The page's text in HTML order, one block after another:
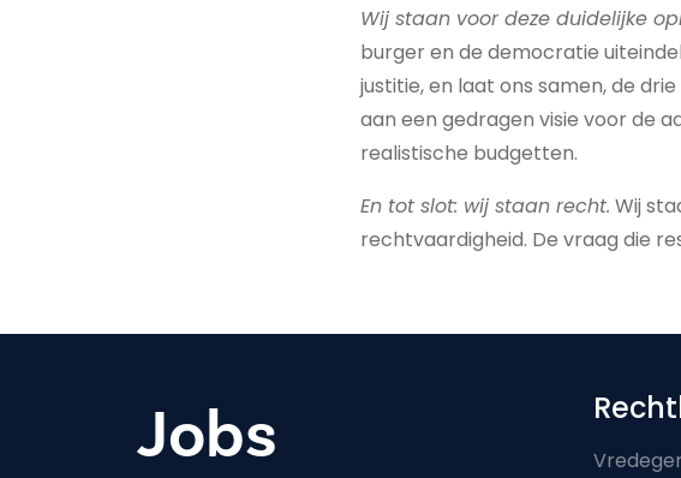
Wij staan voor deze duidelijke
burger en de democratie
justitie, en laat ons samen, de
aan een gedragen visie voor de
realistische budgetten.
En tot slot: wij staan recht. Wij
rechtvaardigheid. De vraag die
Jobs